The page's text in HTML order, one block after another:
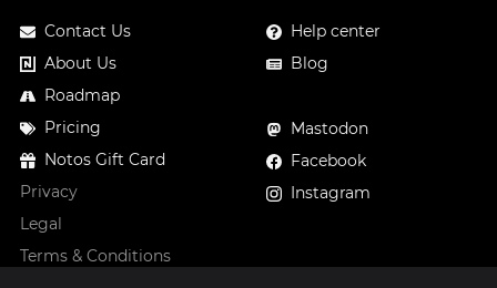
Contact Us
About Us
Roadmap
Pricing
Notos Gift Card
Privacy
Legal
Terms & Conditions
Help center
Blog
Mastodon
Facebook
Instagram